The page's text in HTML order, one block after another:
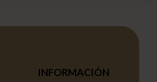
INFORMACIÓN